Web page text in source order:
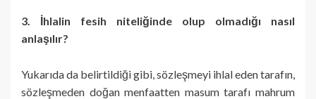
3. İhlalin fesih niteliğinde olup olmadığı nasıl
anlaşılır?
Yukarıda da belirtildiği gibi, sözleşmeyi ihlal eden tarafın,
sözleşmeden doğan menfaatten masum tarafı mahrum